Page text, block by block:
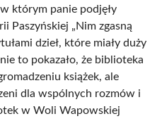
którym panie podjęły
Paszyńskiej „Nim zgasną
dzieł, które miały duży
to pokazało, że biblioteka
książek, ale
dla wspólnych rozmów i
w Woli Wapowskiej